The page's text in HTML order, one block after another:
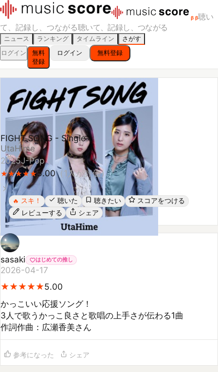
β β聴い
て、記録し、つながる聴いて、記録し、つながる
ニュース ランキング タイムライン
さがす
ログイン
無料
登録
ログイン 無料登録
FIGHT SONG - Single
UtaHime
2025J-Pop
★
★★
★★
★★
★★
★5.00 （1人が評価）
🔥 スキ！ 聴いた 聴きたい
スコアをつける
レビューする
シェア
sasaki
2026-04-17
★
★★
★★
★★
★★
★5.00
かっこいい応援ソング！
3人で歌うかっこ良さと歌唱の上手さが伝わる1曲
作詞作曲：広瀬香美さん
参考になった シェア
コメント (0